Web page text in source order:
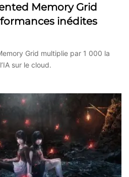
Memory Grid
inédites
Grid multiplie par 1 000 la
sur le cloud.